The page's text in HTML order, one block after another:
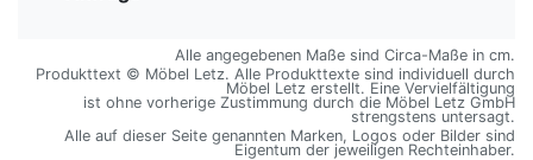
Alle angegebenen Maße sind Circa-Maße in cm.
Produkttext © Möbel Letz. Alle Produkttexte sind individuell durch
Möbel Letz erstellt. Eine Vervielfältigung
ist ohne vorherige Zustimmung durch die Möbel Letz GmbH
strengstens untersagt.
Alle auf dieser Seite genannten Marken, Logos oder Bilder sind
Eigentum der jeweiligen Rechteinhaber.